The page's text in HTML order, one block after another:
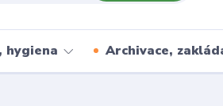
hygiena Archivace,